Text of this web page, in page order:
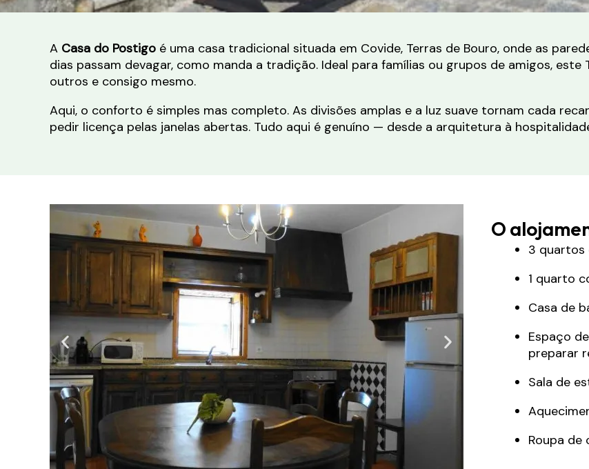
A Casa do Postigo é uma casa tradicional situada em Covide, Terras de Bouro, onde as
dias passam devagar, como manda a tradição. Ideal para famílias ou grupos de amigos,
outros e consigo mesmo.
Aqui, o conforto é simples mas completo. As divisões amplas e a luz suave tornam cada
pedir licença pelas janelas abertas. Tudo aqui é genuíno — desde a arquitetura à
O
3 quartos
1 quarto
Casa de
Espaço
preparar
Sala de
Roupa de